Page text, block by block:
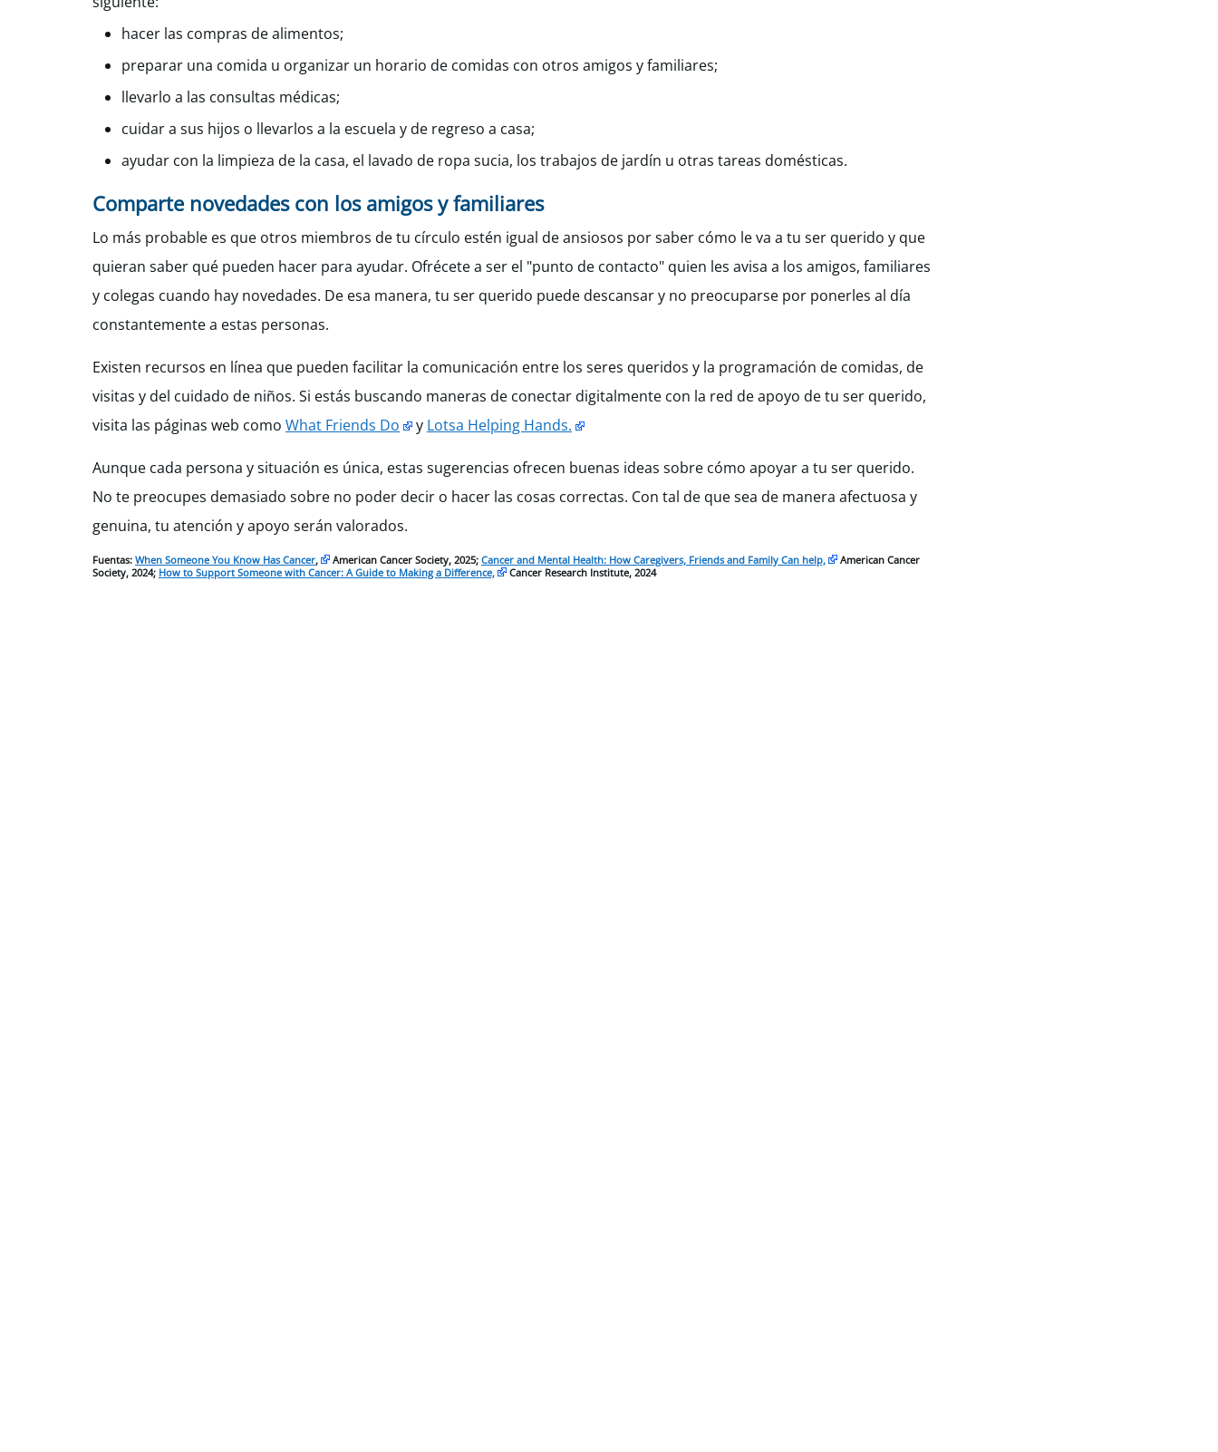
hacer las compras de alimentos;
preparar una comida u organizar un horario de comidas con otros amigos y familiares;
llevarlo a las consultas médicas;
cuidar a sus hijos o llevarlos a la escuela y de regreso a casa;
ayudar con la limpieza de la casa, el lavado de ropa sucia, los trabajos de jardín u otras tareas domésticas.
Comparte novedades con los amigos y familiares
Lo más probable es que otros miembros de tu círculo estén igual de ansiosos por saber cómo le va a tu ser querido y que
quieran saber qué pueden hacer para ayudar. Ofrécete a ser el "punto de contacto" quien les avisa a los amigos, familiares
y colegas cuando hay novedades. De esa manera, tu ser querido puede descansar y no preocuparse por ponerles al día
constantemente a estas personas.
Existen recursos en línea que pueden facilitar la comunicación entre los seres queridos y la programación de comidas, de
visitas y del cuidado de niños. Si estás buscando maneras de conectar digitalmente con la red de apoyo de tu ser querido,
visita las páginas web como What Friends Do y Lotsa Helping Hands.
Aunque cada persona y situación es única, estas sugerencias ofrecen buenas ideas sobre cómo apoyar a tu ser querido.
No te preocupes demasiado sobre no poder decir o hacer las cosas correctas. Con tal de que sea de manera afectuosa y
genuina, tu atención y apoyo serán valorados.
Fuentas: When Someone You Know Has Cancer, American Cancer Society, 2025; Cancer and Mental Health: How Caregivers, Friends and Family Can help,
American Cancer
Society, 2024; How to Support Someone with Cancer: A Guide to Making a Difference, Cancer Research Institute, 2024